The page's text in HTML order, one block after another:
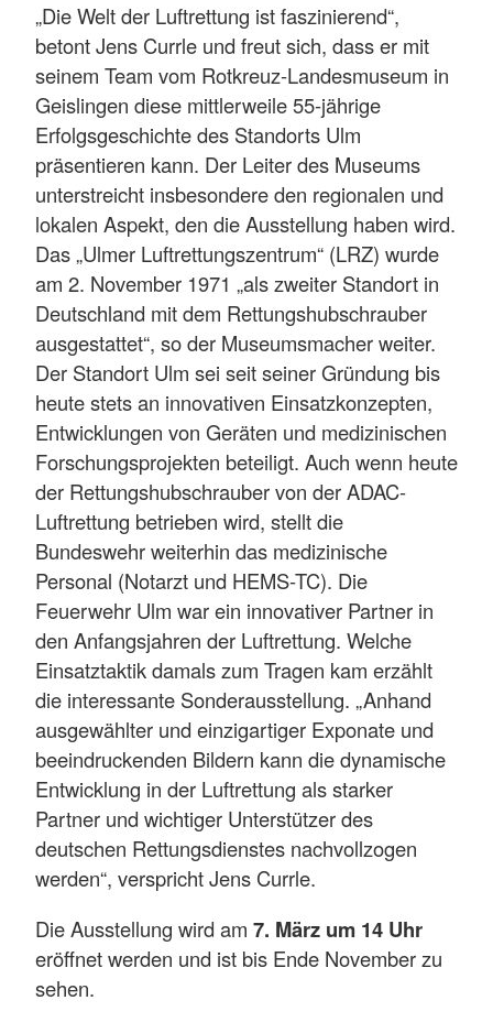
„Die Welt der Luftrettung ist faszinierend“,
betont Jens Currle und freut sich, dass er mit
seinem Team vom Rotkreuz-Landesmuseum in
Geislingen diese mittlerweile 55-jährige
Erfolgsgeschichte des Standorts Ulm
präsentieren kann. Der Leiter des Museums
unterstreicht insbesondere den regionalen und
lokalen Aspekt, den die Ausstellung haben wird.
Das „Ulmer Luftrettungszentrum“ (LRZ) wurde
am 2. November 1971 „als zweiter Standort in
Deutschland mit dem Rettungshubschrauber
ausgestattet“, so der Museumsmacher weiter.
Der Standort Ulm sei seit seiner Gründung bis
heute stets an innovativen Einsatzkonzepten,
Entwicklungen von Geräten und medizinischen
Forschungsprojekten beteiligt. Auch wenn heute
der Rettungshubschrauber von der ADAC-
Luftrettung betrieben wird, stellt die
Bundeswehr weiterhin das medizinische
Personal (Notarzt und HEMS-TC). Die
Feuerwehr Ulm war ein innovativer Partner in
den Anfangsjahren der Luftrettung. Welche
Einsatztaktik damals zum Tragen kam erzählt
die interessante Sonderausstellung. „Anhand
ausgewählter und einzigartiger Exponate und
beeindruckenden Bildern kann die dynamische
Entwicklung in der Luftrettung als starker
Partner und wichtiger Unterstützer des
deutschen Rettungsdienstes nachvollzogen
werden“, verspricht Jens Currle.
Die Ausstellung wird am 7. März um 14 Uhr
eröffnet werden und ist bis Ende November zu
sehen.